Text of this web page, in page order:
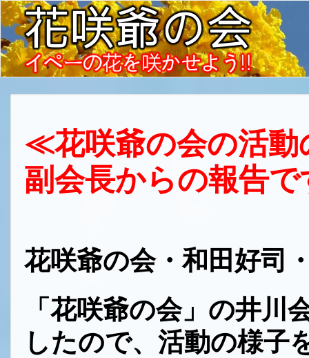
≪花咲爺の会の活
副会長からの報告
花咲爺の会・和田好司
「花咲爺の会」の井
したので、活動の様子